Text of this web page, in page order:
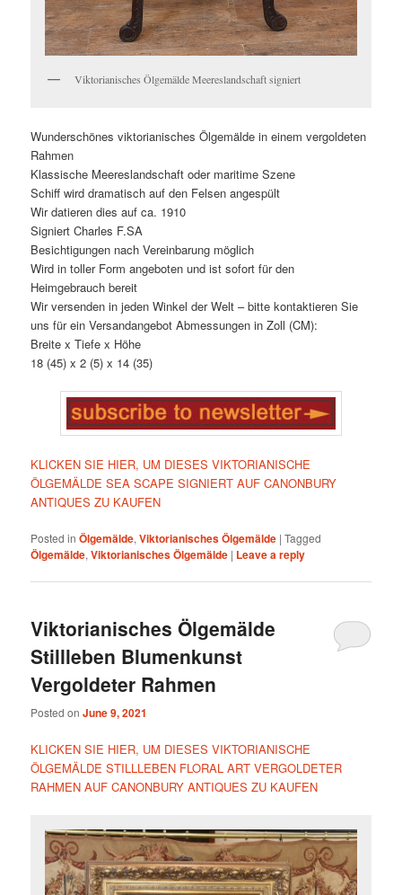
Viktorianisches Ölgemälde Meereslandschaft signiert
Wunderschönes viktorianisches Ölgemälde in einem vergoldeten
Rahmen
Klassische Meereslandschaft oder maritime Szene
Schiff wird dramatisch auf den Felsen angespült
Wir datieren dies auf ca. 1910
Signiert Charles F.SA
Besichtigungen nach Vereinbarung möglich
Wird in toller Form angeboten und ist sofort für den
Heimgebrauch bereit
Wir versenden in jeden Winkel der Welt – bitte kontaktieren Sie
uns für ein Versandangebot Abmessungen in Zoll (CM):
Breite x Tiefe x Höhe
18 (45) x 2 (5) x 14 (35)
KLICKEN SIE HIER, UM DIESES VIKTORIANISCHE
ÖLGEMÄLDE SEA SCAPE SIGNIERT AUF CANONBURY
ANTIQUES ZU KAUFEN
Posted in Ölgemälde,Viktorianisches Ölgemälde |Tagged
Ölgemälde,Viktorianisches Ölgemälde | Leave a reply
Viktorianisches Ölgemälde
Stillleben Blumenkunst
Vergoldeter Rahmen
Posted onJune 9, 2021
KLICKEN SIE HIER, UM DIESES VIKTORIANISCHE
ÖLGEMÄLDE STILLLEBEN FLORAL ART VERGOLDETER
RAHMEN AUF CANONBURY ANTIQUES ZU KAUFEN